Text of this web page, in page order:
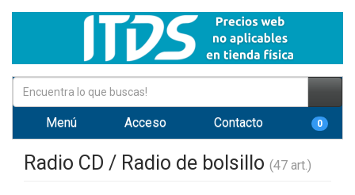
Menú Acceso Contacto 0
Radio CD / Radio de bolsillo (47 art.)